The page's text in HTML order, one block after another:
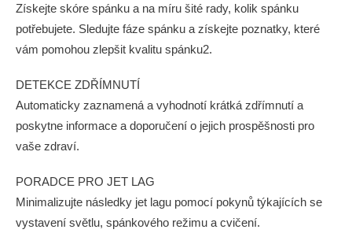
Získejte skóre spánku a na míru šité rady, kolik spánku
potřebujete. Sledujte fáze spánku a získejte poznatky, které
vám pomohou zlepšit kvalitu spánku2.
DETEKCE ZDŘÍMNUTÍ
Automaticky zaznamená a vyhodnotí krátká zdřímnutí a
poskytne informace a doporučení o jejich prospěšnosti pro
vaše zdraví.
PORADCE PRO JET LAG
Minimalizujte následky jet lagu pomocí pokynů týkajících se
vystavení světlu, spánkového režimu a cvičení.